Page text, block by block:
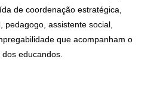
de coordenação estratégica,
pedagogo, assistente social,
que acompanham o
educandos.